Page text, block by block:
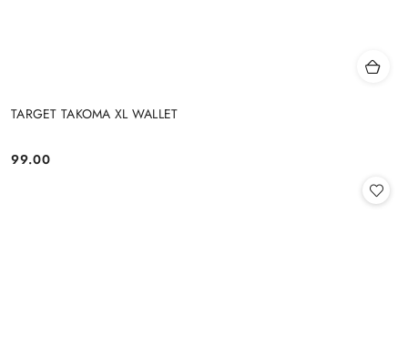
TARGET TAKOMA XL WALLET
Cena:
99.00